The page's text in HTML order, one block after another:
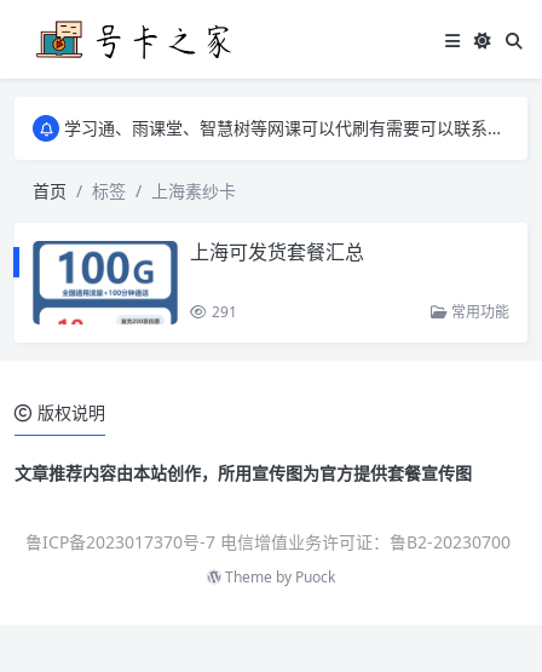
学习通、雨课堂、智慧树等网课可以代刷有需要可以联系邮箱i@tuzi.la
学习通、雨课堂、智慧树等网课可以代刷有需要可以联系邮箱i@tuzi.la
首页
标签 上海素纱卡
上海可发货套餐汇总
291 常用功能
版权说明
文章推荐内容由本站创作，所用宣传图为官方提供套餐宣传图
鲁ICP备2023017370号-7 电信增值业务许可证：鲁B2-20230700
Theme by Puock